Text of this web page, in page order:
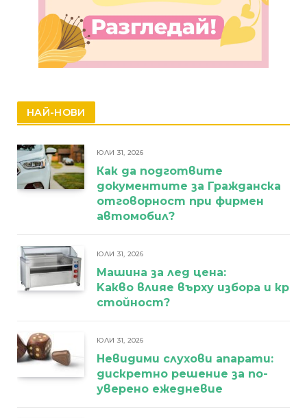
НАЙ-НОВИ
ЮЛИ 31, 2026
Как да подготвите
документите за Гражданска
отговорност при фирмен
автомобил?
ЮЛИ 31, 2026
Машина за лед цена:
Kакво влияе върху избора и
стойност?
ЮЛИ 31, 2026
Невидими слухови апарати:
дискретно решение за по-
уверено ежедневие